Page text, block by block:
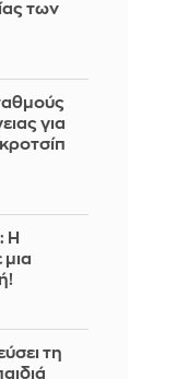
των
για
Η
τη